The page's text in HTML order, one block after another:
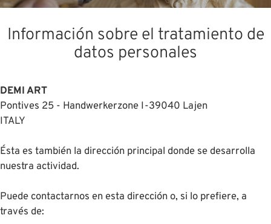
Información sobre el tratamiento de
datos personales
DEMI ART
Pontives 25 - Handwerkerzone I-39040 Lajen
ITALY
Ésta es también la dirección principal donde se desarrolla
nuestra actividad.
Puede contactarnos en esta dirección o, si lo prefiere, a
través de: